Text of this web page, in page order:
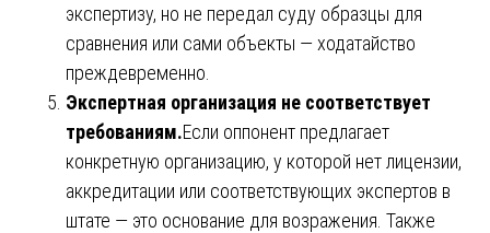
экспертизу, но не передал суду образцы для
сравнения или сами объекты — ходатайство
преждевременно.
Экспертная организация не соответствует
требованиям.Если оппонент предлагает
конкретную организацию, у которой нет лицензии,
аккредитации или соответствующих экспертов в
штате — это основание для возражения. Также